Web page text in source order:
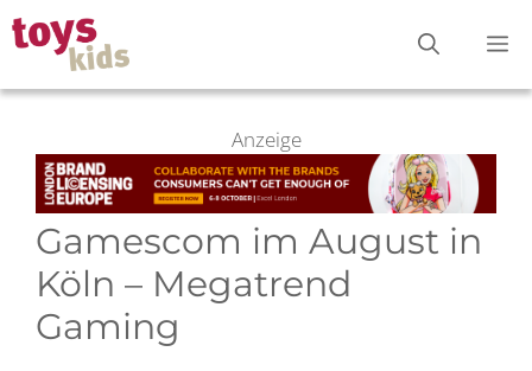
Zum
Inhalt
springen
Anzeige
Gamescom im August in
Köln – Megatrend
Gaming